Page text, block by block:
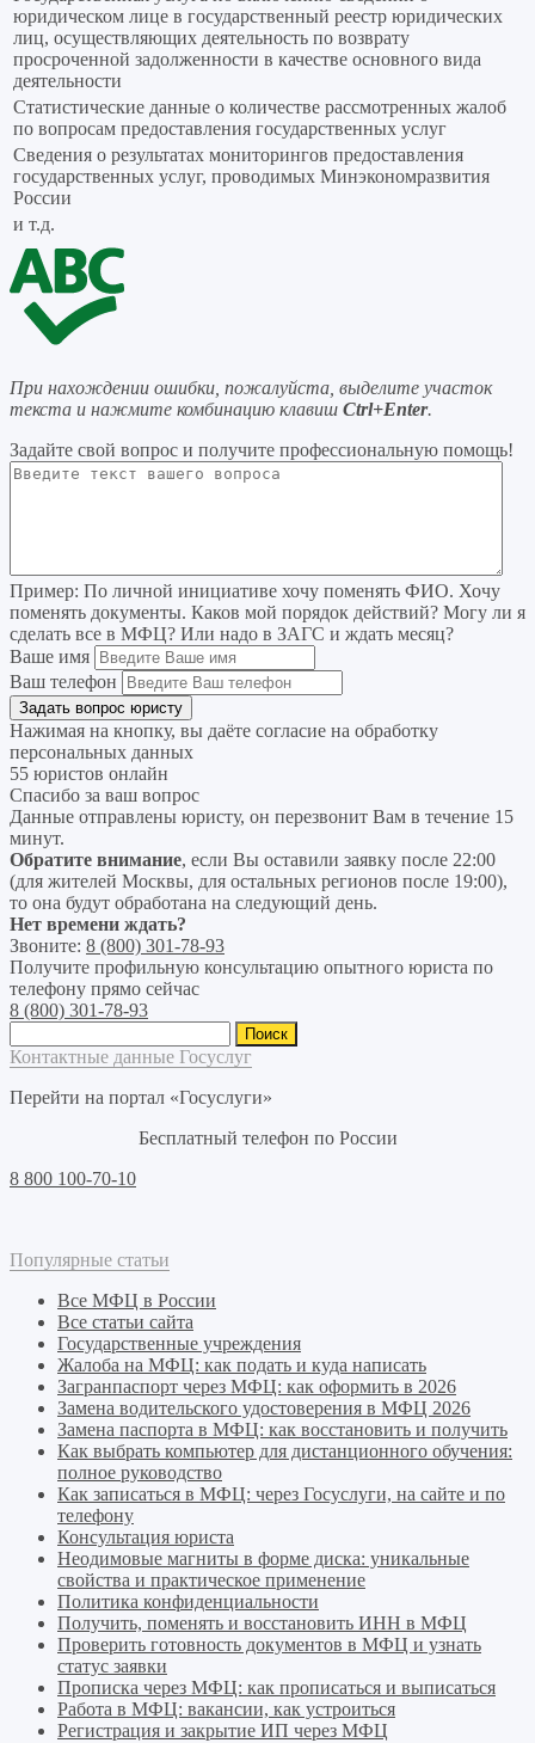
юридическом лице в государственный реестр юридических
лиц, осуществляющих деятельность по возврату
просроченной задолженности в качестве основного вида
деятельности
Статистические данные о количестве рассмотренных жалоб
по вопросам предоставления государственных услуг
Сведения о результатах мониторингов предоставления
государственных услуг, проводимых Минэкономразвития
России
и т.д.
При нахождении ошибки, пожалуйста, выделите участок
текста и нажмите комбинацию клавиш Ctrl+Enter.
Задайте свой вопрос и получите профессиональную помощь!
Пример: По личной инициативе хочу поменять ФИО. Хочу
поменять документы. Каков мой порядок действий? Могу ли я
сделать все в МФЦ? Или надо в ЗАГС и ждать месяц?
Ваше имя
Ваш телефон
Нажимая на кнопку, вы даёте согласие на обработку
персональных данных
55 юристов онлайн
Спасибо за ваш вопрос
Данные отправлены юристу, он перезвонит Вам в течение 15
минут.
Обратите внимание, если Вы оставили заявку после 22:00
(для жителей Москвы, для остальных регионов после 19:00),
то она будут обработана на следующий день.
Нет времени ждать?
Звоните: 8 (800) 301-78-93
Получите профильную консультацию опытного юриста по
телефону прямо сейчас
8 (800) 301-78-93
Контактные данные Госуслуг
Перейти на портал «Госуслуги»
Бесплатный телефон по России
8 800 100-70-10
Популярные статьи
Все МФЦ в России
Все статьи сайта
Государственные учреждения
Жалоба на МФЦ: как подать и куда написать
Загранпаспорт через МФЦ: как оформить в 2026
Замена водительского удостоверения в МФЦ 2026
Замена паспорта в МФЦ: как восстановить и получить
Как выбрать компьютер для дистанционного обучения:
полное руководство
Как записаться в МФЦ: через Госуслуги, на сайте и по
телефону
Консультация юриста
Неодимовые магниты в форме диска: уникальные
свойства и практическое применение
Политика конфиденциальности
Получить, поменять и восстановить ИНН в МФЦ
Проверить готовность документов в МФЦ и узнать
статус заявки
Прописка через МФЦ: как прописаться и выписаться
Работа в МФЦ: вакансии, как устроиться
Регистрация и закрытие ИП через МФЦ